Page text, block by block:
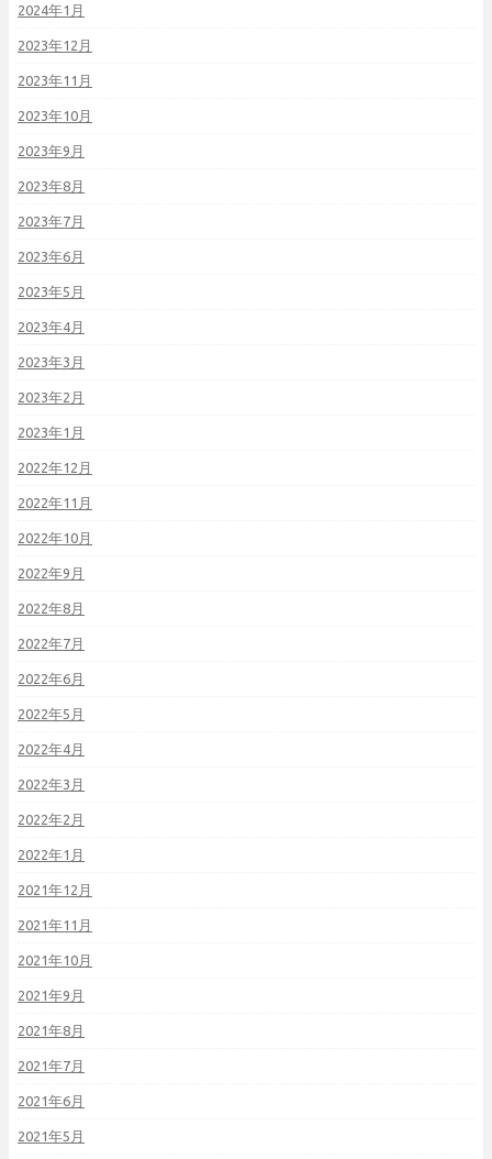
2024年1月
2023年12月
2023年11月
2023年10月
2023年9月
2023年8月
2023年7月
2023年6月
2023年5月
2023年4月
2023年3月
2023年2月
2023年1月
2022年12月
2022年11月
2022年10月
2022年9月
2022年8月
2022年7月
2022年6月
2022年5月
2022年4月
2022年3月
2022年2月
2022年1月
2021年12月
2021年11月
2021年10月
2021年9月
2021年8月
2021年7月
2021年6月
2021年5月